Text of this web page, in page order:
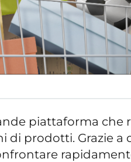
piattaforma che
di prodotti. Grazie a